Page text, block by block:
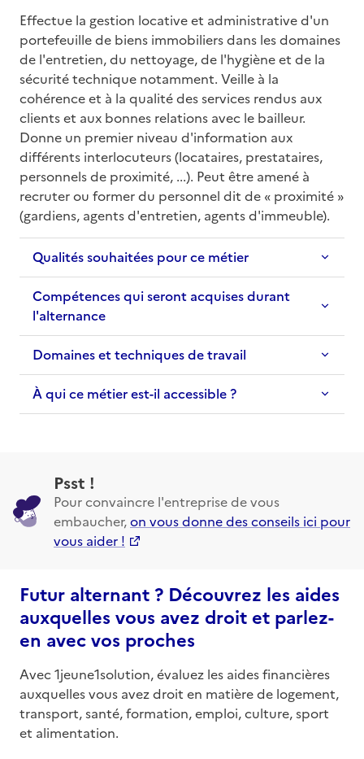
Effectue la gestion locative et administrative d'un
portefeuille de biens immobiliers dans les domaines
de l'entretien, du nettoyage, de l'hygiène et de la
sécurité technique notamment. Veille à la
cohérence et à la qualité des services rendus aux
clients et aux bonnes relations avec le bailleur.
Donne un premier niveau d'information aux
différents interlocuteurs (locataires, prestataires,
personnels de proximité, ...). Peut être amené à
recruter ou former du personnel dit de « proximité »
(gardiens, agents d'entretien, agents d'immeuble).
Qualités souhaitées pour ce métier
Compétences qui seront acquises durant
l'alternance
Domaines et techniques de travail
À qui ce métier est-il accessible ?
Psst !
Pour convaincre l'entreprise de vous
embaucher,on vous donne des conseils ici pour
vous aider !
Futur alternant ? Découvrez les aides
auxquelles vous avez droit et parlez-
en avec vos proches
Avec 1jeune1solution, évaluez les aides financières
auxquelles vous avez droit en matière de logement,
transport, santé, formation, emploi, culture, sport
et alimentation.